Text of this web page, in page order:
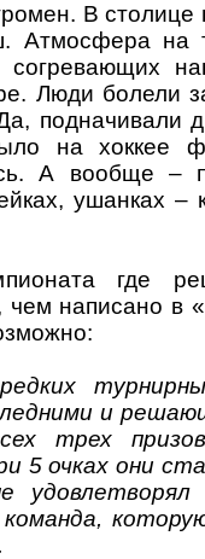
В
Атмосфера на
Люди болели
подначивали
на хоккее
А вообще –
ушанках
где
написано в
и
трех
5 очках они